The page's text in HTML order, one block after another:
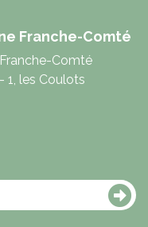
Franche-Comté
Comté
1, les Coulots